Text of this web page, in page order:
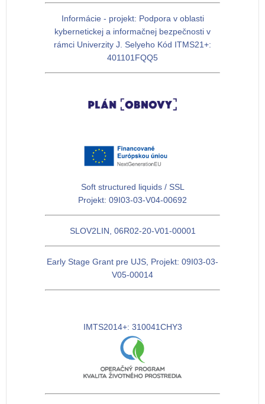
Informácie - projekt: Podpora v oblasti
kybernetickej a informačnej bezpečnosti v
rámci Univerzity J. Selyeho Kód ITMS21+:
401101FQQ5
Soft structured liquids / SSL
Projekt: 09I03-03-V04-00692
SLOV2LIN, 06R02-20-V01-00001
Early Stage Grant pre UJS, Projekt: 09I03-03-
V05-00014
IMTS2014+: 310041CHY3